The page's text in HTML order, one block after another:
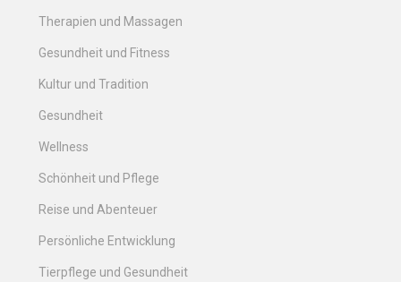
Therapien und Massagen
Gesundheit und Fitness
Kultur und Tradition
Gesundheit
Wellness
Schönheit und Pflege
Reise und Abenteuer
Persönliche Entwicklung
Tierpflege und Gesundheit